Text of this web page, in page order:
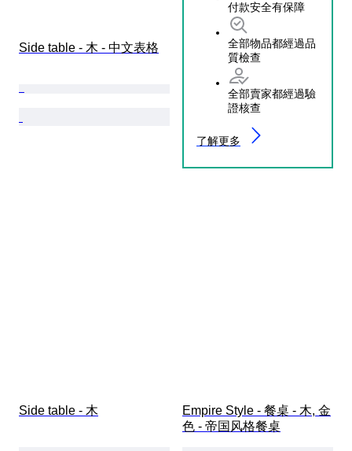
付款安全有保障
全部物品都經過品
質檢查
全部賣家都經過驗
證核查
了解更多
Side table - 木 - 中文表格
Side table - 木
Empire Style - 餐桌 - 木, 金
色 - 帝国风格餐桌